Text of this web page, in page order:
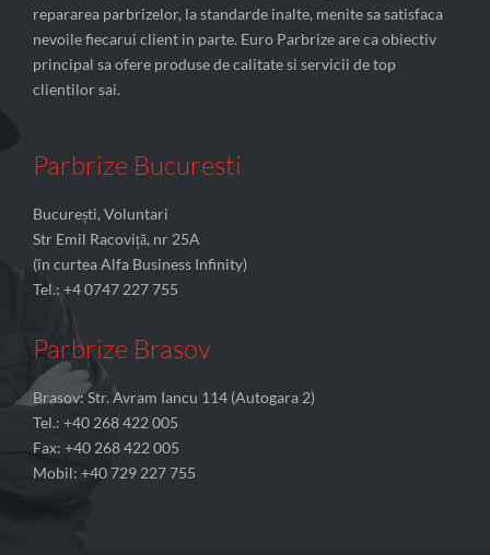
repararea parbrizelor, la standarde inalte, menite sa satisfaca
nevoile fiecarui client in parte. Euro Parbrize are ca obiectiv
principal sa ofere produse de calitate si servicii de top
clientilor sai.
Parbrize Bucuresti
București, Voluntari
Str Emil Racoviță, nr 25A
(în curtea Alfa Business Infinity)
Tel.: +4 0747 227 755
Parbrize Brasov
Brasov: Str. Avram Iancu 114 (Autogara 2)
Tel.: +40 268 422 005
Fax: +40 268 422 005
Mobil: +40 729 227 755